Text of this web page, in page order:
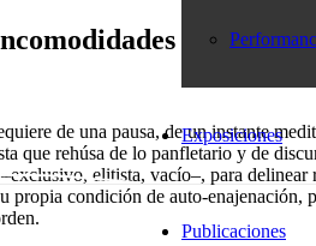
Exposiciones
Publicaciones
de una pausa, de un instante
que rehúsa de lo panfletario y de
elitista, vacío–, para
propia condición de auto-enajenación,